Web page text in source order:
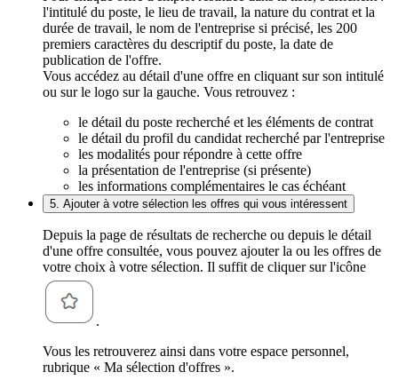
l'intitulé du poste, le lieu de travail, la nature du contrat et la
durée de travail, le nom de l'entreprise si précisé, les 200
premiers caractères du descriptif du poste, la date de
publication de l'offre.
Vous accédez au détail d'une offre en cliquant sur son intitulé
ou sur le logo sur la gauche. Vous retrouvez :
le détail du poste recherché et les éléments de contrat
le détail du profil du candidat recherché par l'entreprise
les modalités pour répondre à cette offre
la présentation de l'entreprise (si présente)
les informations complémentaires le cas échéant
5. Ajouter à votre sélection les offres qui vous intéressent
Depuis la page de résultats de recherche ou depuis le détail
d'une offre consultée, vous pouvez ajouter la ou les offres de
votre choix à votre sélection. Il suffit de cliquer sur l'icône
.
Vous les retrouverez ainsi dans votre espace personnel,
rubrique « Ma sélection d'offres ».